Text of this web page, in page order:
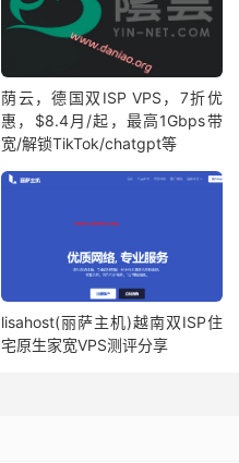
荫云，德国双ISP VPS，7折优
惠，$8.4月/起，最高1Gbps带
宽/解锁TikTok/chatgpt等
lisahost(丽萨主机)越南双ISP住
宅原生家宽VPS测评分享